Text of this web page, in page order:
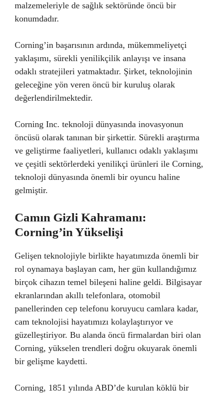
malzemeleriyle de sağlık sektöründe öncü bir
konumdadır.
Corning’in başarısının ardında, mükemmeliyetçi
yaklaşımı, sürekli yenilikçilik anlayışı ve insana
odaklı stratejileri yatmaktadır. Şirket, teknolojinin
geleceğine yön veren öncü bir kuruluş olarak
değerlendirilmektedir.
Corning Inc. teknoloji dünyasında inovasyonun
öncüsü olarak tanınan bir şirkettir. Sürekli araştırma
ve geliştirme faaliyetleri, kullanıcı odaklı yaklaşımı
ve çeşitli sektörlerdeki yenilikçi ürünleri ile Corning,
teknoloji dünyasında önemli bir oyuncu haline
gelmiştir.
Camın Gizli Kahramanı:
Corning’in Yükselişi
Gelişen teknolojiyle birlikte hayatımızda önemli bir
rol oynamaya başlayan cam, her gün kullandığımız
birçok cihazın temel bileşeni haline geldi. Bilgisayar
ekranlarından akıllı telefonlara, otomobil
panellerinden cep telefonu koruyucu camlara kadar,
cam teknolojisi hayatımızı kolaylaştırıyor ve
güzelleştiriyor. Bu alanda öncü firmalardan biri olan
Corning, yükselen trendleri doğru okuyarak önemli
bir gelişme kaydetti.
Corning, 1851 yılında ABD’de kurulan köklü bir